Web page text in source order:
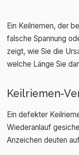
Ein Keilriemen, der
falsche Spannung
zeigt, wie Sie die
welche Länge Sie
Keilriemen-
Ein defekter
Wiederanlauf
Anzeichen deuten